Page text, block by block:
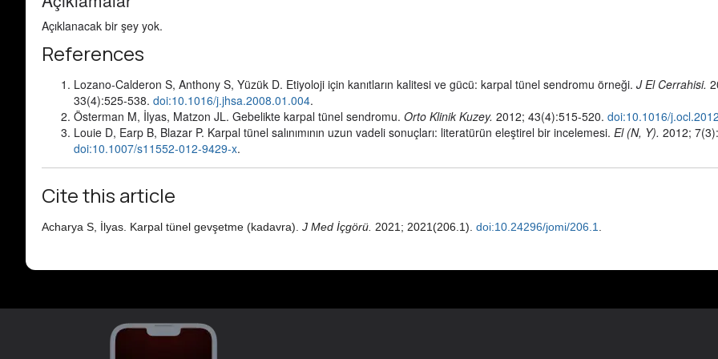
Açıklanacak bir şey yok.
References
Lozano-Calderon S, Anthony S, Yüzük D. Etiyoloji için kanıtların kalitesi ve gücü: karpal tünel sendromu örneği. J El Cerrahisi.
33(4):525-538. doi:10.1016/j.jhsa.2008.01.004.
Österman M, İlyas, Matzon JL. Gebelikte karpal tünel sendromu. Orto Klinik Kuzey. 2012; 43(4):515-520. doi:10.1016/
Louie D, Earp B, Blazar P. Karpal tünel salınımının uzun vadeli sonuçları: literatürün eleştirel bir incelemesi. El (N, Y). 2012;
doi:10.1007/s11552-012-9429-x.
Cite this article
Acharya S, İlyas. Karpal tünel gevşetme (kadavra). J Med İçgörü. 2021; 2021(206.1). doi:10.24296/jomi/206.1